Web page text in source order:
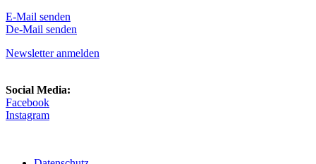
E-Mail senden
De-Mail senden
Newsletter anmelden
Social Media:
Facebook
Instagram